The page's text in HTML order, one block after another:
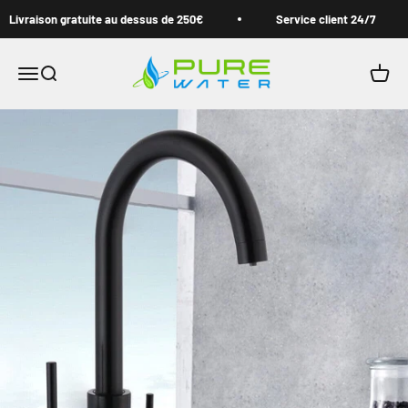
Livraison gratuite au dessus de 250€ Service client 24/7
Ouvrir la navigation
Ouvrir la recherche
Pure Water Filter
Voir